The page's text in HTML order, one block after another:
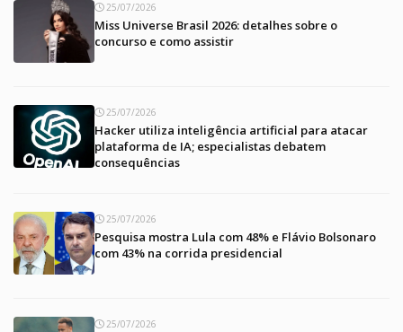
25/07/2026
Miss Universe Brasil 2026: detalhes sobre o
concurso e como assistir
25/07/2026
Hacker utiliza inteligência artificial para atacar
plataforma de IA; especialistas debatem
consequências
25/07/2026
Pesquisa mostra Lula com 48% e Flávio Bolsonaro
com 43% na corrida presidencial
25/07/2026